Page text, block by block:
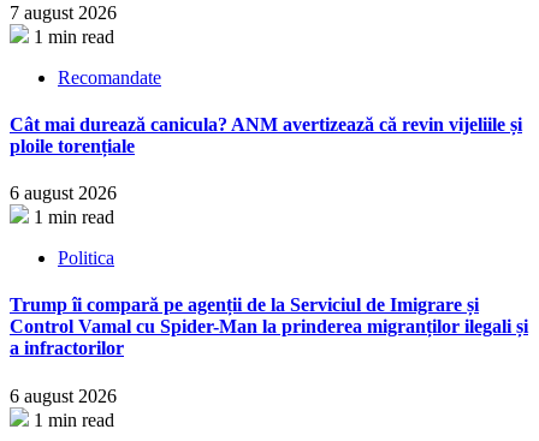
7 august 2026
1 min read
Recomandate
Cât mai durează canicula? ANM avertizează că revin vijeliile și
ploile torențiale
6 august 2026
1 min read
Politica
Trump îi compară pe agenții de la Serviciul de Imigrare și
Control Vamal cu Spider-Man la prinderea migranților ilegali și
a infractorilor
6 august 2026
1 min read